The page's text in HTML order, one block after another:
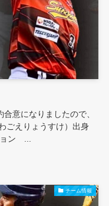
意になりましたので、
ごえりょうすけ）出身
ン ...
チーム情報